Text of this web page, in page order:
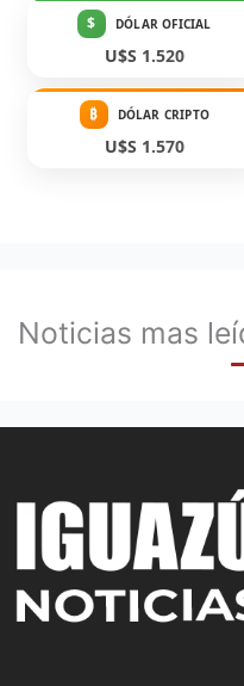
$ DÓLAR OFICIAL
U$S 1.520
₿ DÓLAR CRIPTO
U$S 1.570
Noticias mas